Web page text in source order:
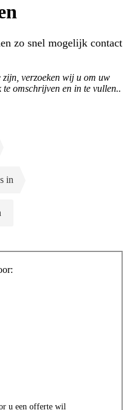
zo snel mogelijk contact
verzoeken wij u om uw
omschrijven en in te vullen..
in
u een offerte wil